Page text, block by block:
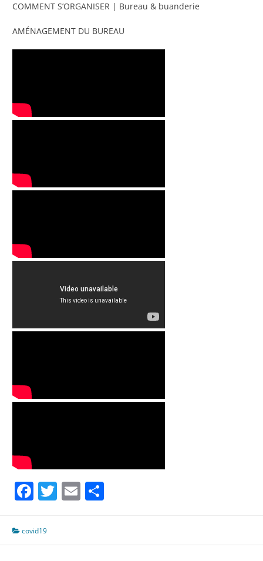
COMMENT S’ORGANISER | Bureau & buanderie
AMÉNAGEMENT DU BUREAU
Facebook
Twitter
Email
covid19